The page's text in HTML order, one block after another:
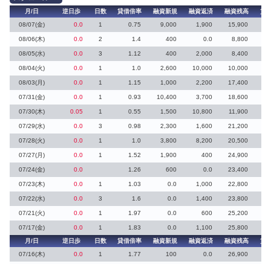
月/日 逆日歩 日数 貸借倍率 融資新規 融資返済 融資残高
貸
08/07(金)
0.0 1 0.75 9,000 1,900 15,900
08/06(木) 0.0 2 1.4 400 0.0 8,800
08/05(水) 0.0 3 1.12 400 2,000 8,400
08/04(火) 0.0 1 1.0 2,600 10,000 10,000
08/03(月) 0.0 1 1.15 1,000 2,200 17,400
07/31(金) 0.0 1 0.93 10,400 3,700 18,600
07/30(木) 0.05 1 0.55 1,500 10,800 11,900
07/29(水) 0.0 3 0.98 2,300 1,600 21,200
07/28(火) 0.0 1 1.0 3,800 8,200 20,500
07/27(月) 0.0 1 1.52 1,900 400 24,900
07/24(金) 0.0 1.26 600 0.0 23,400
07/23(木) 0.0 1 1.03 0.0 1,000 22,800
07/22(水) 0.0 3 1.6 0.0 1,400 23,800
07/21(火) 0.0 1 1.97 0.0 600 25,200
07/17(金) 0.0 1 1.83 0.0 1,100
25,800
月/日
逆日歩 日数 貸借倍率 融資新規 融資返済 融資残高
貸
07/16(木)
0.0 1 1.77 100 0.0 26,900